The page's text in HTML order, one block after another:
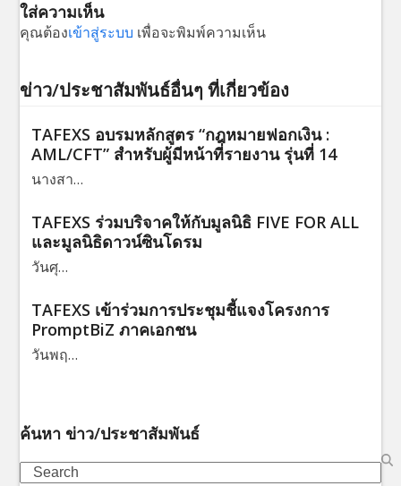
ใส่ความเห็น
คุณต้องเข้าสู่ระบบ เพื่อจะพิมพ์ความเห็น
ข่าว/ประชาสัมพันธ์อื่นๆ ที่เกี่ยวข้อง
TAFEXS อบรมหลักสูตร “กฎหมายฟอกเงิน :
AML/CFT” สำหรับผู้มีหน้าที่รายงาน รุ่นที่ 14
นางสา…
TAFEXS ร่วมบริจาคให้กับมูลนิธิ FIVE FOR ALL
และมูลนิธิดาวน์ซินโดรม
วันศุ…
TAFEXS เข้าร่วมการประชุมชี้แจงโครงการ
PromptBiZ ภาคเอกชน
วันพฤ…
ค้นหา ข่าว/ประชาสัมพันธ์
Search